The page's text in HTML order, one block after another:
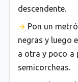
descendente.
Pon un
negras y luego
a otra y poco a
semicorcheas.